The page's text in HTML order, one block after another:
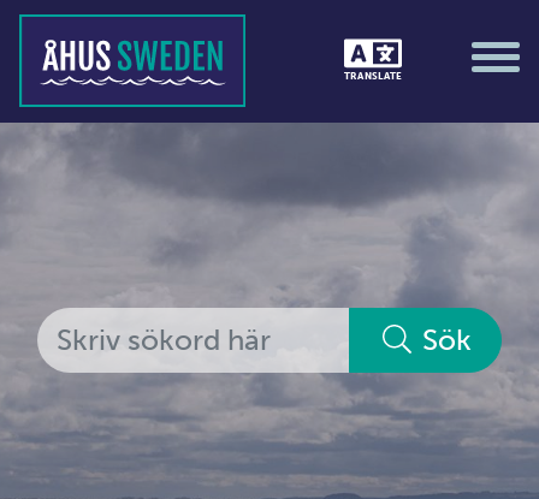
TRANSLATE
Tävlingar &amp; matcher
Alla medlemmar
Ekonomi &amp; juridik
Hantverkare
Hus &amp; hem
Sök